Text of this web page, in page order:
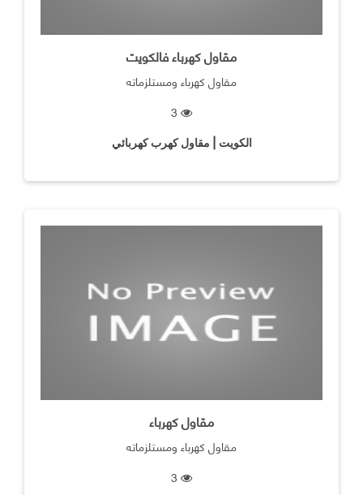
مقاول كهرباء فالكويت
مقاول كهرباء ومستلزماته
الكويت | مقاول كهرب كهربائي
مقاول كهرباء
مقاول كهرباء ومستلزماته